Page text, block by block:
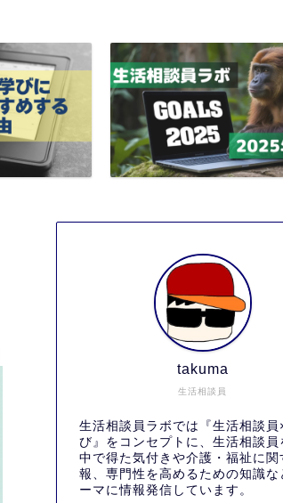
生活相談員
takuma
生活相談員ラボでは『生活相談員
び』をコンセプトに、生活相談員
中で得た気付きや介護・福祉に関
報、専門性を高めるための知識な
ーマに情報発信しています。